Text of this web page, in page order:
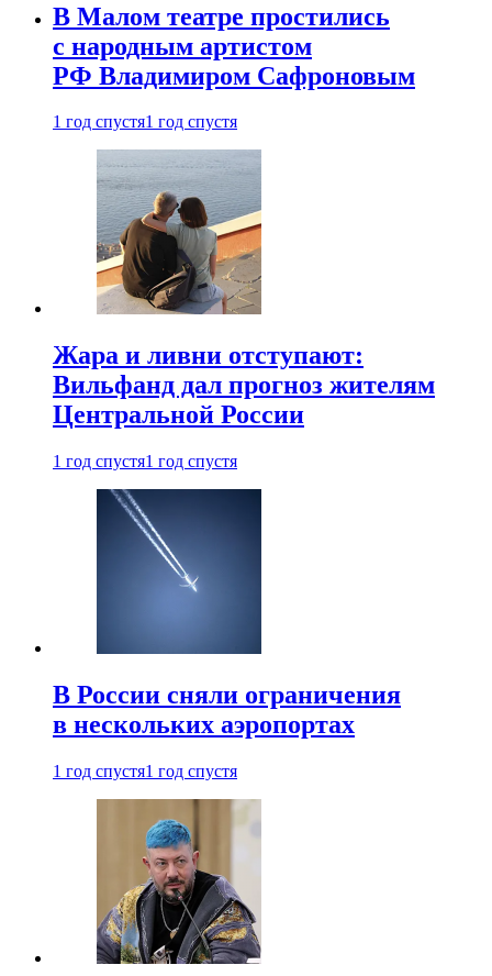
В Малом театре простились
с народным артистом
РФ Владимиром Сафроновым
1 год спустя1 год спустя
Жара и ливни отступают:
Вильфанд дал прогноз жителям
Центральной России
1 год спустя1 год спустя
В России сняли ограничения
в нескольких аэропортах
1 год спустя1 год спустя